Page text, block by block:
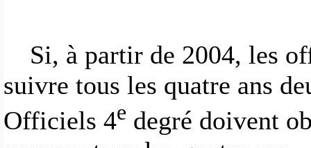
Si, à partir de 2004, les
suivre tous les quatre ans
Officiels 4e degré doivent